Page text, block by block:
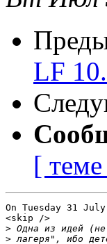
LF
[
On Tuesday 31
<skip />
>
>